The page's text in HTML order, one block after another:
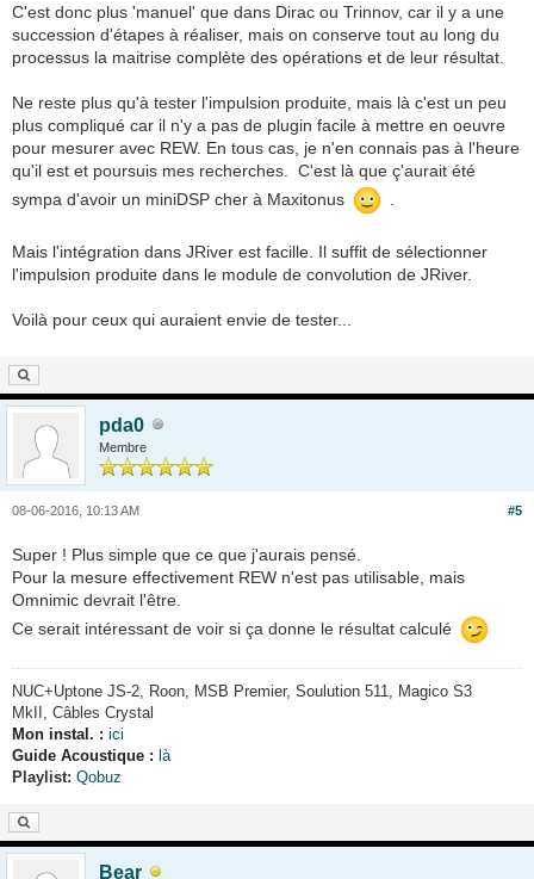
C'est donc plus 'manuel' que dans Dirac ou Trinnov, car il y a une
succession d'étapes à réaliser, mais on conserve tout au long du
processus la maitrise complète des opérations et de leur résultat.
Ne reste plus qu'à tester l'impulsion produite, mais là c'est un peu
plus compliqué car il n'y a pas de plugin facile à mettre en oeuvre
pour mesurer avec REW. En tous cas, je n'en connais pas à l'heure
qu'il est et poursuis mes recherches. C'est là que ç'aurait été
sympa d'avoir un miniDSP cher à Maxitonus
Mais l'intégration dans JRiver est facille. Il suffit de sélectionner
l'impulsion produite dans le module de convolution de JRiver.
Voilà pour ceux qui auraient envie de tester...
pda0
Membre
#5
08-06-2016, 10:13 AM
Super ! Plus simple que ce que j'aurais pensé.
Pour la mesure effectivement REW n'est pas utilisable, mais
Omnimic devrait l'être.
Ce serait intéressant de voir si ça donne le résultat calculé
NUC+Uptone JS-2, Roon, MSB Premier, Soulution 511, Magico S3
MkII, Câbles Crystal
Mon instal. : ici
Guide Acoustique : là
Playlist: Qobuz
Bear